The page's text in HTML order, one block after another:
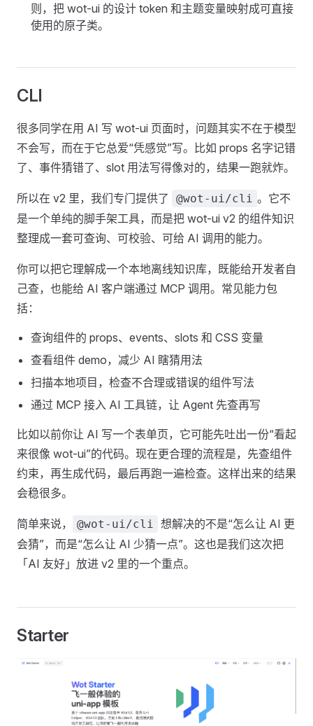
则，把 wot-ui 的设计 token 和主题变量映射成可直接
使用的原子类。
CLI
很多同学在用 AI 写 wot-ui 页面时，问题其实不在于模型
不会写，而在于它总爱“凭感觉”写。比如 props 名字记错
了、事件猜错了、slot 用法写得像对的，结果一跑就炸。
所以在 v2 里，我们专门提供了 @wot-ui/cli 。它不
是一个单纯的脚手架工具，而是把 wot-ui v2 的组件知识
整理成一套可查询、可校验、可给 AI 调用的能力。
你可以把它理解成一个本地离线知识库，既能给开发者自
己查，也能给 AI 客户端通过 MCP 调用。常见能力包
括：
查询组件的 props、events、slots 和 CSS 变量
查看组件 demo，减少 AI 瞎猜用法
扫描本地项目，检查不合理或错误的组件写法
通过 MCP 接入 AI 工具链，让 Agent 先查再写
比如以前你让 AI 写一个表单页，它可能先吐出一份“看起
来很像 wot-ui”的代码。现在更合理的流程是，先查组件
约束，再生成代码，最后再跑一遍检查。这样出来的结果
会稳很多。
简单来说， @wot-ui/cli 想解决的不是“怎么让 AI 更
会猜”，而是“怎么让 AI 少猜一点”。这也是我们这次把
「AI 友好」放进 v2 里的一个重点。
Starter